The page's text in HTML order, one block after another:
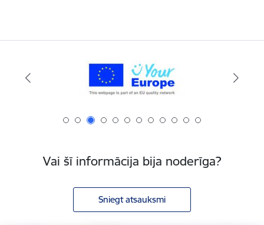
Vai šī informācija bija noderīga?
Sniegt atsauksmi